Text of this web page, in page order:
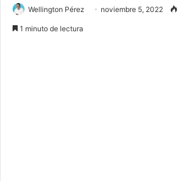
Wellington Pérez noviembre 5, 2022
1 minuto de lectura